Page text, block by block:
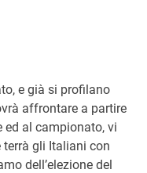
e già si profilano
affrontare a partire
ed al campionato, vi
gli Italiani con
dell’elezione del